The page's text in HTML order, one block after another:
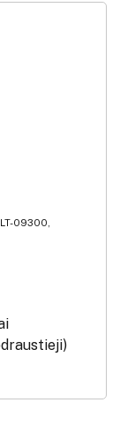
09300,